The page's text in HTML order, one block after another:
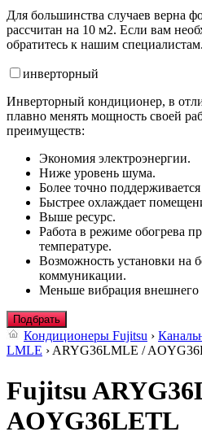
Для большинства случаев верна
рассчитан на 10 м2. Если вам
обратитесь к нашим специалистам.
инверторный
Инверторный кондиционер, в
плавно менять мощность своей
преимуществ:
Экономия электроэнергии.
Ниже уровень шума.
Более точно
Быстрее охлаждает
Выше ресурс.
Работа в режиме обогрева
температуре.
Возможность установки на
коммуникации.
Меньше вибрация внешнего
Подбрать
Кондиционеры Fujitsu ›
LMLE › ARYG36LMLE /
Fujitsu
AOYG36LETL